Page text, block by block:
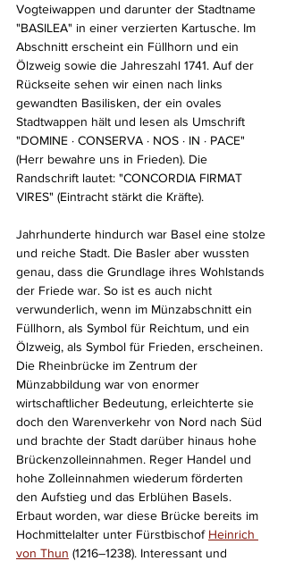
Vogteiwappen und darunter der Stadtname
"BASILEA" in einer verzierten Kartusche. Im
Abschnitt erscheint ein Füllhorn und ein
Ölzweig sowie die Jahreszahl 1741. Auf der
Rückseite sehen wir einen nach links
gewandten Basilisken, der ein ovales
Stadtwappen hält und lesen als Umschrift
"DOMINE · CONSERVA · NOS · IN · PACE"
(Herr bewahre uns in Frieden). Die
Randschrift lautet: "CONCORDIA FIRMAT
VIRES" (Eintracht stärkt die Kräfte).
Jahrhunderte hindurch war Basel eine stolze
und reiche Stadt. Die Basler aber wussten
genau, dass die Grundlage ihres Wohlstands
der Friede war. So ist es auch nicht
verwunderlich, wenn im Münzabschnitt ein
Füllhorn, als Symbol für Reichtum, und ein
Ölzweig, als Symbol für Frieden, erscheinen.
Die Rheinbrücke im Zentrum der
Münzabbildung war von enormer
wirtschaftlicher Bedeutung, erleichterte sie
doch den Warenverkehr von Nord nach Süd
und brachte der Stadt darüber hinaus hohe
Brückenzolleinnahmen. Reger Handel und
hohe Zolleinnahmen wiederum förderten
den Aufstieg und das Erblühen Basels.
Erbaut worden, war diese Brücke bereits im
Hochmittelalter unter Fürstbischof Heinrich
von Thun (1216–1238). Interessant und